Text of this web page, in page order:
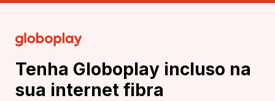
Tenha Globoplay incluso na
sua internet fibra